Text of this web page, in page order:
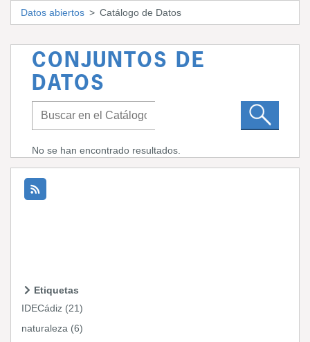
Datos abiertos Catálogo de Datos
CONJUNTOS DE
DATOS
No se han encontrado resultados.
Etiquetas
IDECádiz (21)
naturaleza (6)